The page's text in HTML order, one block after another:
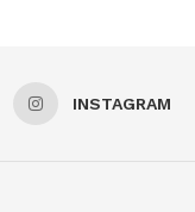
INSTAGRAM